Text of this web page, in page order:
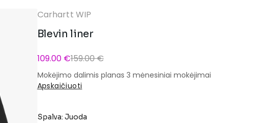
Carhartt WIP
Blevin liner
109.00 €159.00 €
Mokėjimo dalimis planas 3 mėnesiniai mokėjimai
Apskaičiuoti
Spalva: Juoda